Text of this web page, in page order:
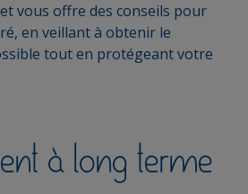
vous offre des conseils pour
en veillant à obtenir le
tout en protégeant votre
à long terme